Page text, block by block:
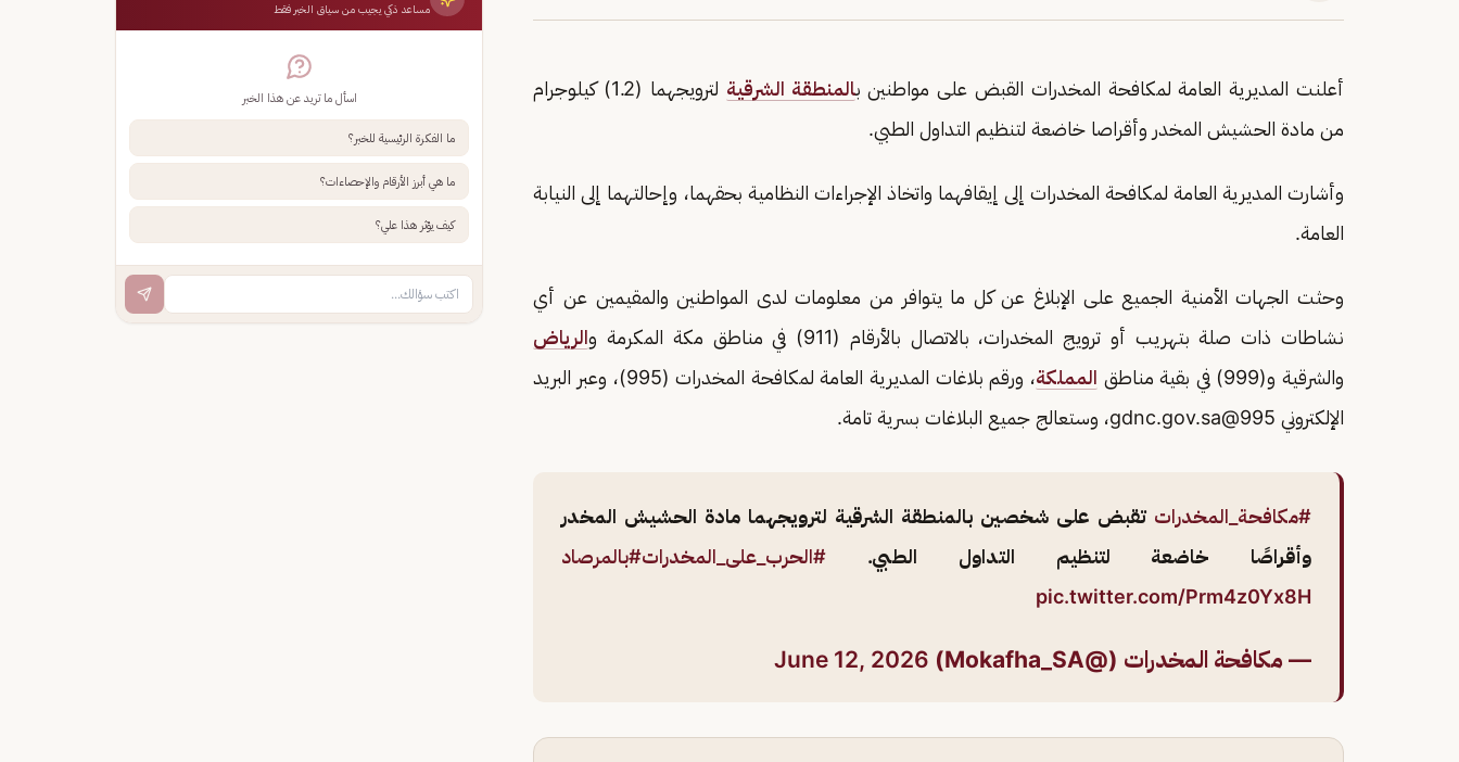
أعلنت المديرية العامة لمكافحة المخدرات القبض على مواطنين بالمنطقة الشرقية
لترويجهما (1.2) كيلوجرام
من مادة الحشيش المخدر وأقراصا خاضعة لتنظيم التداول الطبي.
وأشارت المديرية العامة لمكافحة المخدرات إلى إيقافهما واتخاذ الإجراءات النظامية بحقهما، وإحالتهما إلى النيابة
العامة.
وحثت الجهات الأمنية الجميع على الإبلاغ عن كل ما يتوافر من معلومات لدى المواطنين والمقيمين عن أي
نشاطات ذات صلة بتهريب أو ترويج المخدرات، بالاتصال بالأرقام (911) في مناطق مكة المكرمة و
الرياض
والشرقية و(999) في بقية مناطق
المملكة
، ورقم بلاغات المديرية العامة لمكافحة المخدرات (995)، وعبر البريد
الإلكتروني 995@gdnc.gov.sa ، وستعالج جميع البلاغات بسرية تامة.
#مكافحة_المخدرات تقبض على شخصين بالمنطقة الشرقية لترويجهما مادة الحشيش المخدر
وأقراصًا خاضعة لتنظيم التداول الطبي. #الحرب_على_المخدرات#بالمرصاد
pic.twitter.com/Prm4z0Yx8H
— مكافحة المخدرات (@Mokafha_SA) June 12, 2026
مساعد ذكي يجيب من سياق الخبر فقط
اسأل ما تريد عن هذا الخبر
ما الفكرة الرئيسية للخبر؟
ما هي أبرز الأرقام والإحصاءات؟
كيف يؤثر هذا علي؟